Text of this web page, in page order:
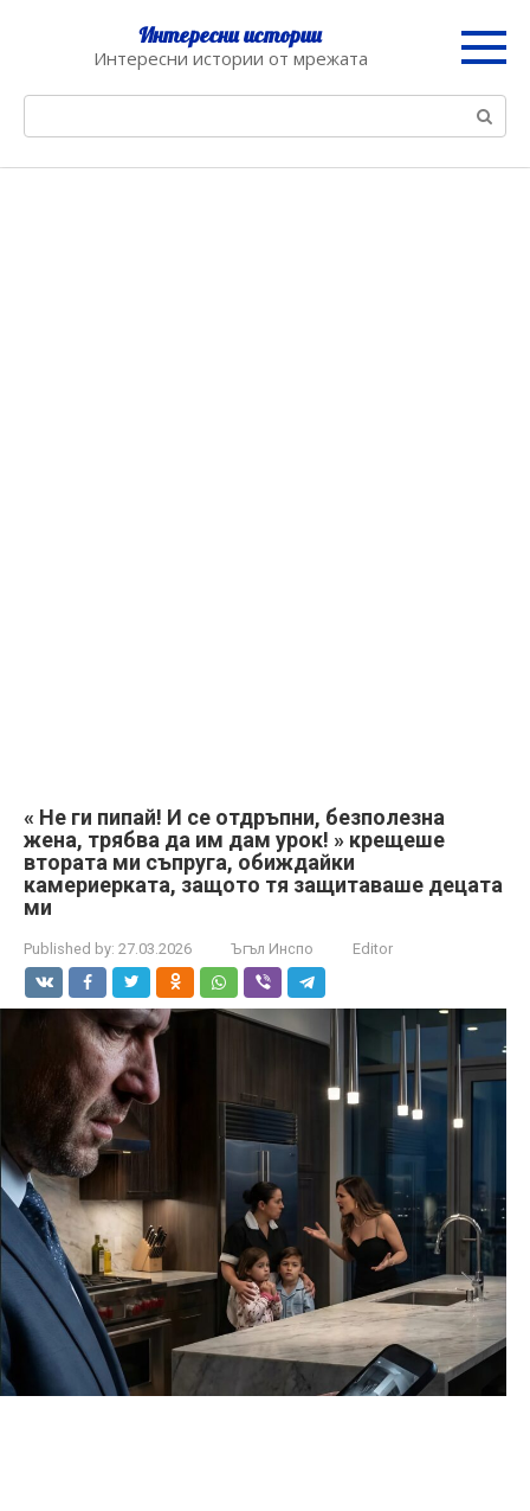
Интересни истории
Интересни истории от мрежата
« Не ги пипай! И се отдръпни, безполезна
жена, трябва да им дам урок! » крещеше
втората ми съпруга, обиждайки
камериерката, защото тя защитаваше децата
ми
Published by: 27.03.2026 Ъгъл Инспо Editor